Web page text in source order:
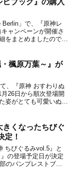
ブック』の購入
Berlin」で、『原神レ
ャンペーンが開催さ
をまとめましたので、
楓原万葉～』が
、『原神 おすわりぬ
26日から順次登場開
姿がとても可愛いぬい
きくなったちびぐ
定！
ちびぐるみvol.5』と
の登場予定日が決定
のバンプレストブラ